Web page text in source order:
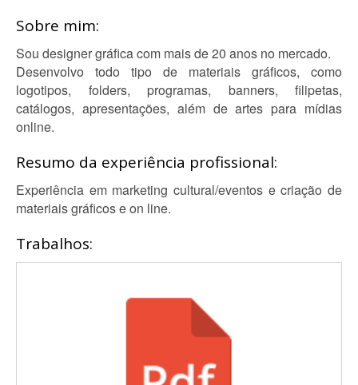
Sobre mim:
Sou designer gráfica com mais de 20 anos no mercado.
Desenvolvo todo tipo de materiais gráficos, como
logotipos, folders, programas, banners, filipetas,
catálogos, apresentações, além de artes para mídias
online.
Resumo da experiência profissional:
Experiência em marketing cultural/eventos e criação de
materiais gráficos e on line.
Trabalhos: